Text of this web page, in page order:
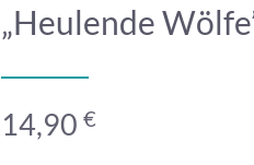
„Heulende
14,90 €